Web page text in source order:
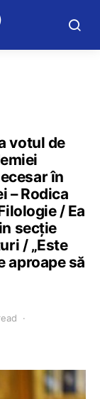
votul de
în
– Rodica
/ Ea
secție
/ „Este
aproape să